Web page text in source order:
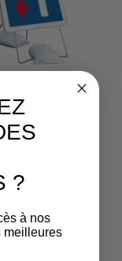
à la commande
avec support CK 18
?
à nos
meilleures